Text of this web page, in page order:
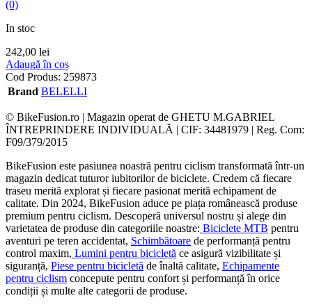
(0)
In stoc
242,00 lei
Adaugă în coș
Cod Produs: 259873
Brand BELELLI
© BikeFusion.ro | Magazin operat de GHETU M.GABRIEL
ÎNTREPRINDERE INDIVIDUALĂ | CIF: 34481979 | Reg. Com:
F09/379/2015
BikeFusion este pasiunea noastră pentru ciclism transformată într-un
magazin dedicat tuturor iubitorilor de biciclete. Credem că fiecare
traseu merită explorat și fiecare pasionat merită echipament de
calitate. Din 2024, BikeFusion aduce pe piața românească produse
premium pentru ciclism. Descoperă universul nostru și alege din
varietatea de produse din categoriile noastre: Biciclete MTB pentru
aventuri pe teren accidentat, Schimbătoare de performanță pentru
control maxim, Lumini pentru bicicletă ce asigură vizibilitate și
siguranță, Piese pentru bicicletă de înaltă calitate, Echipamente
pentru ciclism concepute pentru confort și performanță în orice
condiții și multe alte categorii de produse.